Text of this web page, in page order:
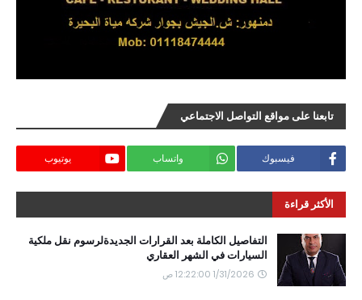
تابعنا على مواقع التواصل الاجتماعي
فيسبوك واتساب يوتيوب
الأكثر قراءة
التفاصيل الكاملة بعد القرارات الجديدةلرسوم نقل ملكية
السيارات في الشهر العقاري
1/31/2026 12:22:00 ص